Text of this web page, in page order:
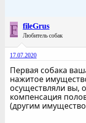
F fileGrus
Любитель собак
17.07.2020
Первая собака
нажитое
осуществляли вы,
компенсация
(другим